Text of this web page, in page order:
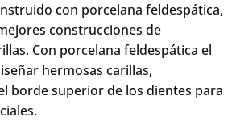
con porcelana feldespática,
construcciones de
Con porcelana feldespática el
hermosas carillas,
borde superior de los dientes para